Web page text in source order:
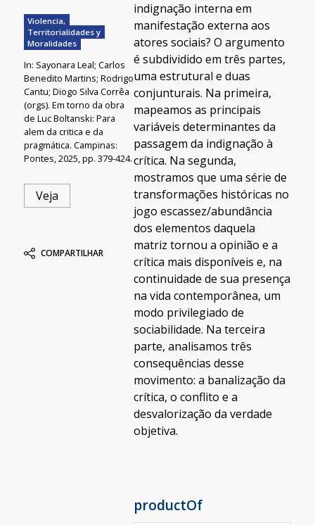
Violencia,
Territorialidades y
Moralidades
In: Sayonara Leal; Carlos
Benedito Martins; Rodrigo
Cantu; Diogo Silva Corrêa
(orgs). Em torno da obra
de Luc Boltanski: Para
alem da critica e da
pragmática. Campinas:
Pontes, 2025, pp. 379-424.
Veja
COMPARTILHAR
indignação interna em
manifestação externa aos
atores sociais? O argumento
é subdividido em três partes,
uma estrutural e duas
conjunturais. Na primeira,
mapeamos as principais
variáveis determinantes da
passagem da indignação à
crítica. Na segunda,
mostramos que uma série de
transformações históricas no
jogo escassez/abundância
dos elementos daquela
matriz tornou a opinião e a
crítica mais disponíveis e, na
continuidade de sua presença
na vida contemporânea, um
modo privilegiado de
sociabilidade. Na terceira
parte, analisamos três
consequências desse
movimento: a banalização da
crítica, o conflito e a
desvalorização da verdade
objetiva.
productOf